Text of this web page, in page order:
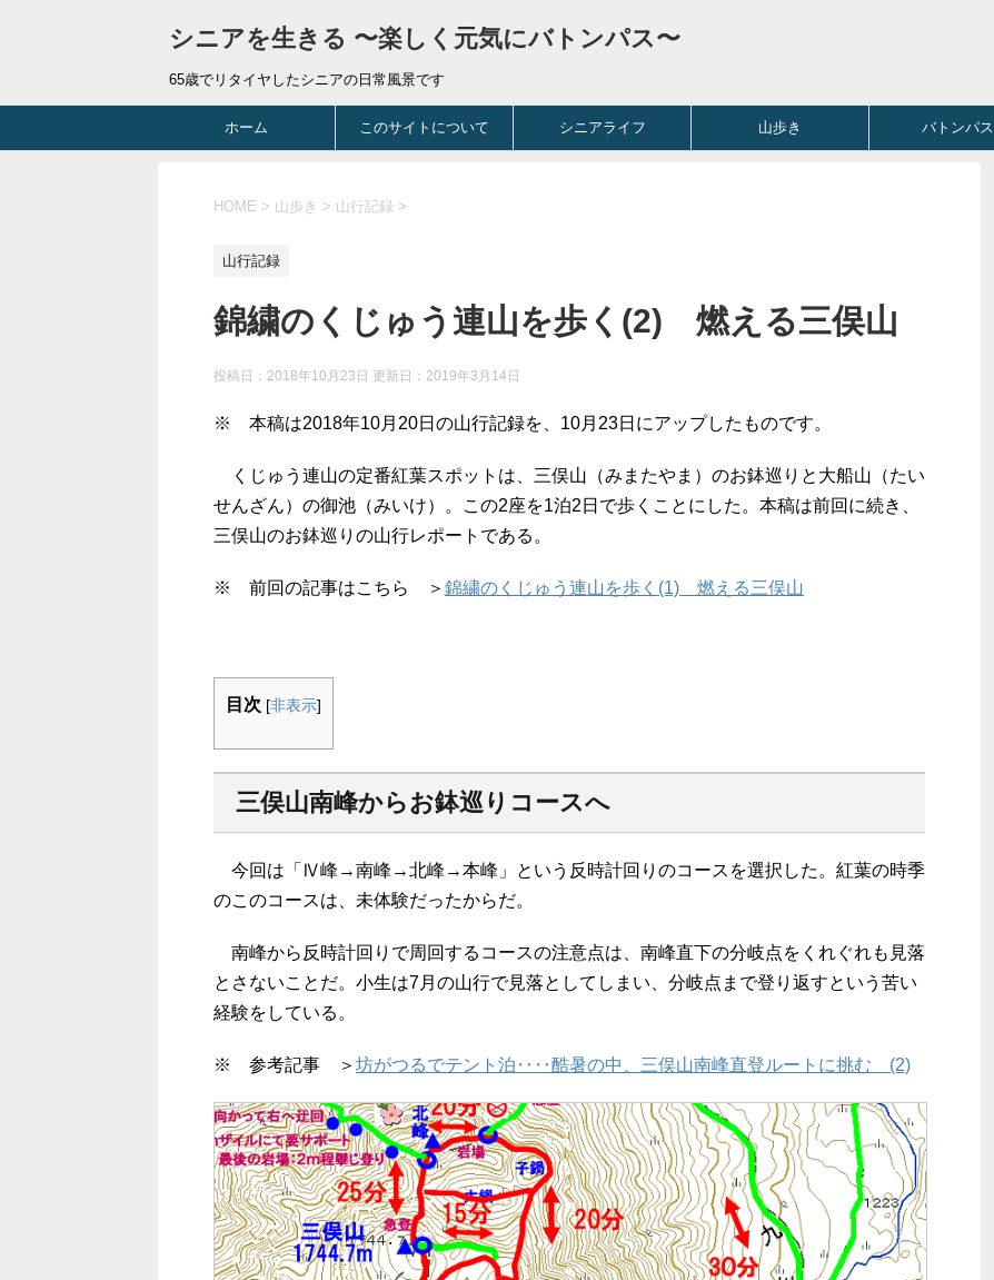
シニアを生きる 〜楽しく元気にバトンパス〜
65歳でリタイヤしたシニアの日常風景です
ホーム このサイトについて シニアライフ 山歩き バトンパス
HOME > 山歩き > 山行記録 >
山行記録
錦繍のくじゅう連山を歩く(2) 燃える三俣山
投稿日：2018年10月23日 更新日： 2019年3月14日
※ 本稿は2018年10月20日の山行記録を、10月23日にアップしたものです。
くじゅう連山の定番紅葉スポットは、三俣山（みまたやま）のお鉢巡りと大船山（たい
せんざん）の御池（みいけ）。この2座を1泊2日で歩くことにした。本稿は前回に続き、
三俣山のお鉢巡りの山行レポートである。
※ 前回の記事はこちら ＞ 錦繍のくじゅう連山を歩く(1) 燃える三俣山
目次 [非表示]
三俣山南峰からお鉢巡りコースへ
今回は「Ⅳ峰→南峰→北峰→本峰」という反時計回りのコースを選択した。紅葉の時季
のこのコースは、未体験だったからだ。
南峰から反時計回りで周回するコースの注意点は、南峰直下の分岐点をくれぐれも見落
とさないことだ。小生は7月の山行で見落としてしまい、分岐点まで登り返すという苦い
経験をしている。
※ 参考記事 ＞ 坊がつるでテント泊‥‥酷暑の中、三俣山南峰直登ルートに挑む (2)